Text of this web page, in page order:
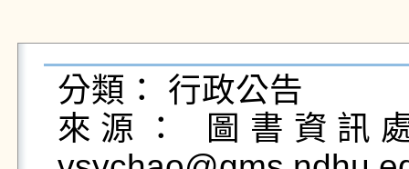
分類： 行政公告
來源： 圖書資訊